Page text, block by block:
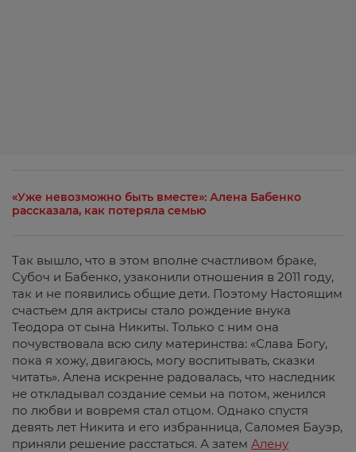
«Уже невозможно быть вместе»: Алена Бабенко
рассказала, как потеряла семью
Так вышло, что в этом вполне счастливом браке,
Субоч и Бабенко, узаконили отношения в 2011 году,
так и не появились общие дети. Поэтому Настоящим
счастьем для актрисы стало рождение внука
Теодора от сына Никиты. Только с ним она
почувствовала всю силу материнства: «Слава Богу,
пока я хожу, двигаюсь, могу воспитывать, сказки
читать». Алена искренне радовалась, что наследник
не откладывал создание семьи на потом, женился
по любви и вовремя стал отцом. Однако спустя
девять лет Никита и его избранница, Саломея Бауэр,
приняли решение расстаться. А затем Алену